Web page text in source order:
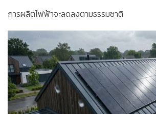
การผลิตไฟฟ้าจะลดลงตามธรรมชาติ